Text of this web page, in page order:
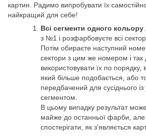
картин. Радимо випробувати їх
найкращий для себе!
Всі сегменти одного кольору
з №1 і розфарбовуєте всі
Потім обираєте наступний
сектори з цим же номером і так
використовувати їх по порядку,
який більше подобається, або
передбачений для сусіднього
сегментом.
В цьому випадку результат
майже до останньої фарби,
спостерігати, як з'являється